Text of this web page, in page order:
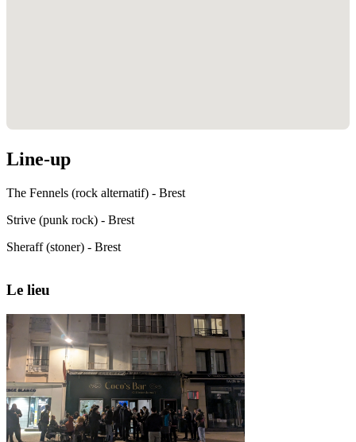
Line-up
The Fennels (rock alternatif) - Brest
Strive (punk rock) - Brest
Sheraff (stoner) - Brest
Le lieu